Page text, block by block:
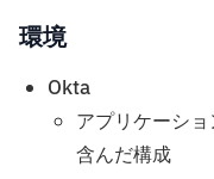
環境
Okta
アプリケーシ
含んだ構成